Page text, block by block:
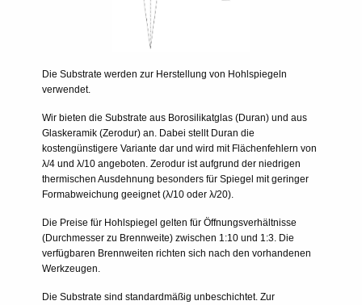
Die Substrate werden zur Herstellung von Hohlspiegeln
verwendet.
Wir bieten die Substrate aus Borosilikatglas (Duran) und aus
Glaskeramik (Zerodur) an. Dabei stellt Duran die
kostengünstigere Variante dar und wird mit Flächenfehlern von
λ/4 und λ/10 angeboten. Zerodur ist aufgrund der niedrigen
thermischen Ausdehnung besonders für Spiegel mit geringer
Formabweichung geeignet (λ/10 oder λ/20).
Die Preise für Hohlspiegel gelten für Öffnungsverhältnisse
(Durchmesser zu Brennweite) zwischen 1:10 und 1:3. Die
verfügbaren Brennweiten richten sich nach den vorhandenen
Werkzeugen.
Die Substrate sind standardmäßig unbeschichtet. Zur